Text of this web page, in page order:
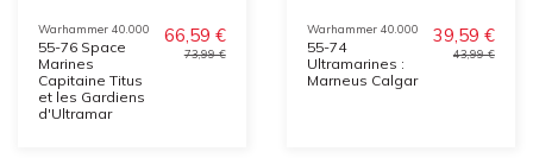
Warhammer 40.000
55-76 Space
Marines
Capitaine Titus
et les Gardiens
d'Ultramar
66,59 €
73,99 €
Warhammer 40.000
55-74
Ultramarines :
Marneus Calgar
39,59 €
43,99 €